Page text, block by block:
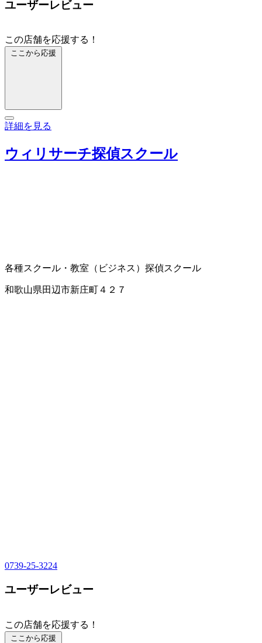
ユーザーレビュー
この店舗を応援する！
ここから応援
詳細を見る
ウィリサーチ探偵スクール
各種スクール・教室（ビジネス） 探偵スクール
和歌山県田辺市新庄町４２７
0739-25-3224
ユーザーレビュー
この店舗を応援する！
ここから応援